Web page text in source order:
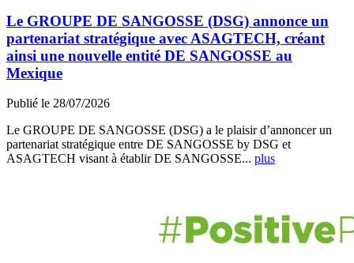
Le GROUPE DE SANGOSSE (DSG) annonce un
partenariat stratégique avec ASAGTECH, créant
ainsi une nouvelle entité DE SANGOSSE au
Mexique
Publié le 28/07/2026
Le GROUPE DE SANGOSSE (DSG) a le plaisir d’annoncer un
partenariat stratégique entre DE SANGOSSE by DSG et
ASAGTECH visant à établir DE SANGOSSE... plus